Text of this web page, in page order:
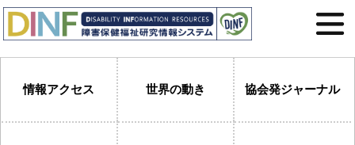
情報アクセス 世界の動き 協会発ジャーナル